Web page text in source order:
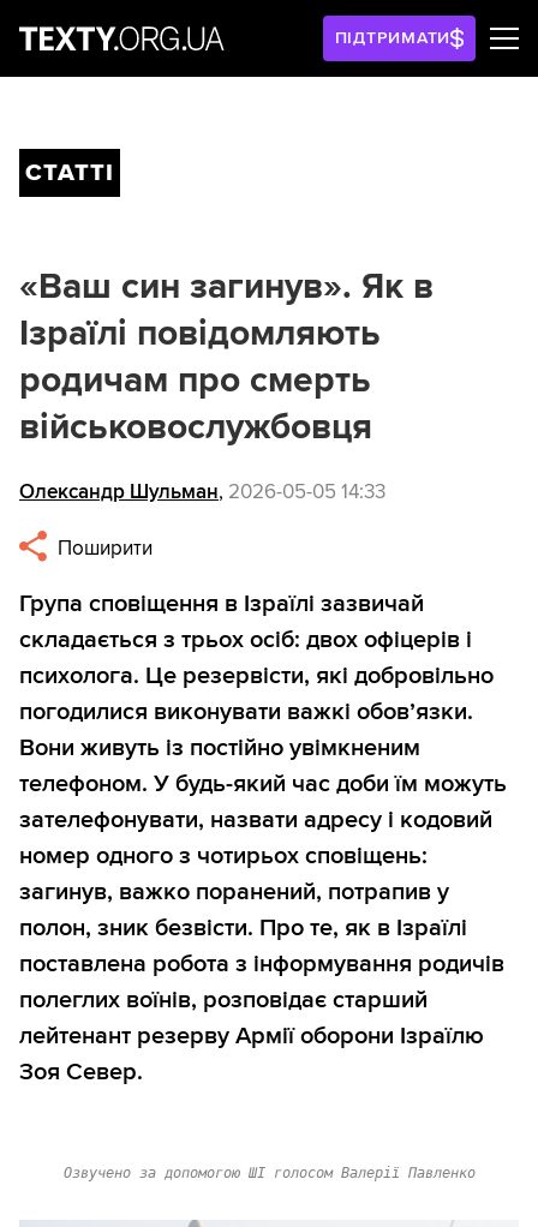
ПІДТРИМАТИ
СТАТТІ
«Ваш син загинув». Як в
Ізраїлі повідомляють
родичам про смерть
військовослужбовця
Олександр Шульман, 2026-05-05 14:33
Поширити
Група сповіщення в Ізраїлі зазвичай
складається з трьох осіб: двох офіцерів і
психолога. Це резервісти, які добровільно
погодилися виконувати важкі обов’язки.
Вони живуть із постійно увімкненим
телефоном. У будь-який час доби їм можуть
зателефонувати, назвати адресу і кодовий
номер одного з чотирьох сповіщень:
загинув, важко поранений, потрапив у
полон, зник безвісти. Про те, як в Ізраїлі
поставлена робота з інформування родичів
полеглих воїнів, розповідає старший
лейтенант резерву Армії оборони Ізраїлю
Зоя Север.
Озвучено за допомогою ШІ голосом Валерії Павленко